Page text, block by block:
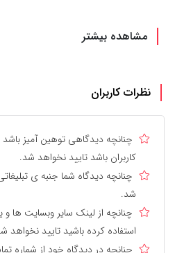
مشاهده بیشتر
نظرات کاربران
چنانچه دیدگاهی توهین آمیز
کاربران باشد تایید نخواهد شد.
چنانچه دیدگاه شما جنبه ی
شد.
چنانچه از لینک سایر وبسایت ها
استفاده کرده باشید تایید نخواهد
چنانچه در دیدگاه خود از شماره